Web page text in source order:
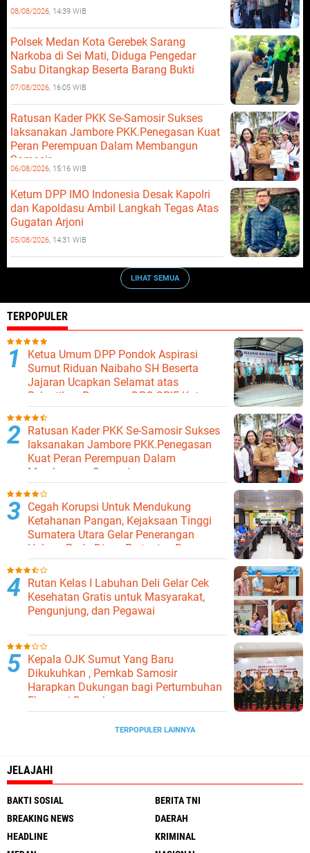
08/08/2026, 14:39 WIB
Polsek Medan Kota Gerebek Sarang
Narkoba di Sei Mati, Diduga Pengedar
Sabu Ditangkap Beserta Barang Bukti
07/08/2026, 16:05 WIB
Ratusan Kader PKK Se-Samosir Sukses
laksanakan Jambore PKK.Penegasan Kuat
Peran Perempuan Dalam Membangun
Samosir.
06/08/2026, 15:16 WIB
Ketum DPP IMO Indonesia Desak Kapolri
dan Kapoldasu Ambil Langkah Tegas Atas
Gugatan Arjoni
05/08/2026, 14:31 WIB
LIHAT SEMUA
TERPOPULER
Ketua Umum DPP Pondok Aspirasi
Sumut Riduan Naibaho SH Beserta
Jajaran Ucapkan Selamat atas
Pelantikan Pengurus DPC GPIE Kota
Binjai
Ratusan Kader PKK Se-Samosir Sukses
laksanakan Jambore PKK.Penegasan
Kuat Peran Perempuan Dalam
Membangun Samosir.
Cegah Korupsi Untuk Mendukung
Ketahanan Pangan, Kejaksaan Tinggi
Sumatera Utara Gelar Penerangan
Hukum Pada Dinas Pertanian Dan
Ketahanan Pangan
Rutan Kelas I Labuhan Deli Gelar Cek
Kesehatan Gratis untuk Masyarakat,
Pengunjung, dan Pegawai
Kepala OJK Sumut Yang Baru
Dikukuhkan , Pemkab Samosir
Harapkan Dukungan bagi Pertumbuhan
Ekonomi Daerah
TERPOPULER LAINNYA
JELAJAHI
BAKTI SOSIAL
BERITA TNI
BREAKING NEWS
DAERAH
HEADLINE
KRIMINAL